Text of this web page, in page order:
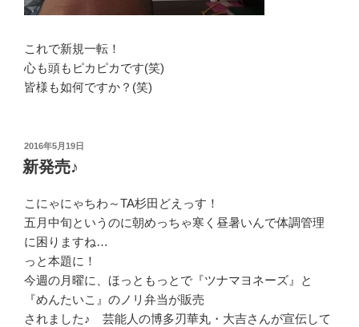
これで新規一転！
心も頭もピカピカです(笑)
皆様も如何ですか？(笑)
投
稿
日:
2016年5月19日
新発売♪
こにゃにゃちわ～TA杉田どえっす！
五月中旬というのに朝めっちゃ寒く昼暑いんで体調管理
に困りますね…
っと本題に！
今週の月曜に、ほっともっとで『ツナマヨネーズ』と
『めんたいこ』のノリ弁当が販売
されました♪ 芸能人の博多刃華丸・大吉さんが宣伝して